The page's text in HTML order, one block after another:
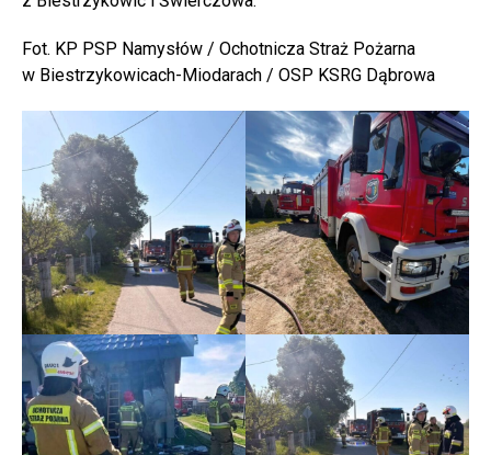
Fot. KP PSP Namysłów / Ochotnicza Straż Pożarna
w Biestrzykowicach-Miodarach / OSP KSRG Dąbrowa